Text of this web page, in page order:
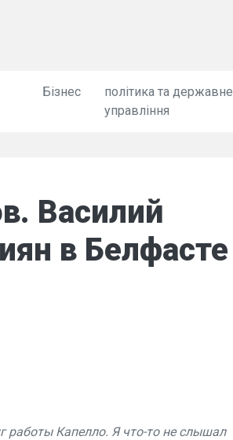
Бізнес
політика та державне
управління
Василий
в Белфасте
работы Капелло. Я что-то не слышал